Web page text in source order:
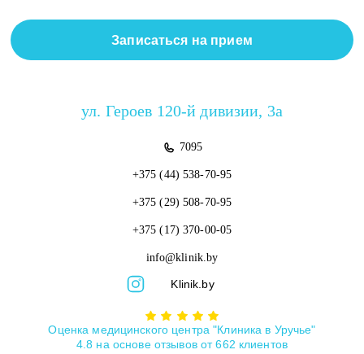
Записаться на прием
ул. Героев 120-й дивизии, 3а
7095
+375 (44) 538-70-95
+375 (29) 508-70-95
+375 (17) 370-00-05
Оценка медицинского центра "Клиника в Уручье"
4.8 на основе отзывов от662 клиентов
info@klinik.by
Klinik.by